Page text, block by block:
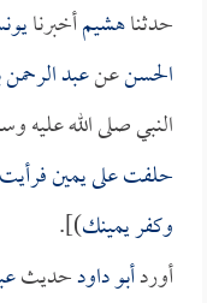
حدثناهشيمأخبرنا
الحسنعنعبد
النبي صلى الله عليه
حلفت على يمين
وكفر يمينك)].
أوردأبو داودحديث